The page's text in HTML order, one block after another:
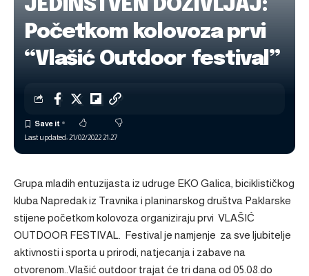
JEDINSTVEN DOŽIVLJAJ:
Početkom kolovoza prvi
“Vlašić Outdoor festival”
Last updated: 21/02/2022 21:27
Grupa mladih entuzijasta iz udruge EKO Galica, biciklističkog
kluba Napredak iz Travnika i planinarskog društva Paklarske
stijene početkom kolovoza organiziraju prvi VLAŠIĆ
OUTDOOR FESTIVAL. Festival je namjenje za sve ljubitelje
aktivnosti i sporta u prirodi, natjecanja i zabave na
otvorenom..Vlašić outdoor trajat će tri dana od 05.08.do